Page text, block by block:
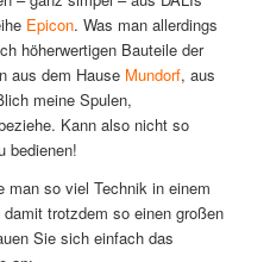
Epicon. Was man allerdings
höherwertigen Bauteile der
aus dem Hause Mundorf, aus
meine Spulen,
Kann also nicht so
bedienen!
man so viel Technik in einem
trotzdem so einen großen
Sie sich einfach das